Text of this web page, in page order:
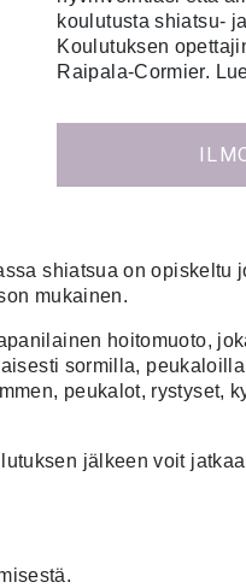
koulutusta shiatsu-
Koulutuksen
Raipala-Cormier.
shiatsua on opiskeltu
mukainen.
hoitomuoto,
sormilla,
peukalot, rystyset,
jälkeen voit